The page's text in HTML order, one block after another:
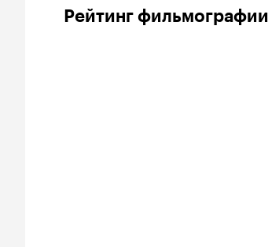
Рейтинг фильмографии